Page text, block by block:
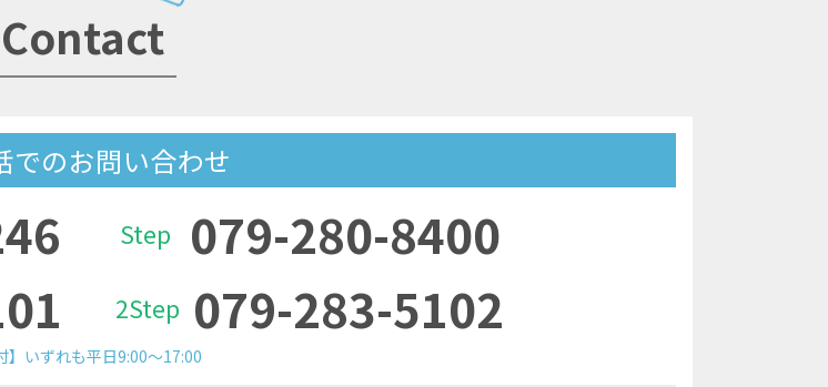
Contact
でのお問い合わせ
Step 079-280-8400
2Step 079-283-5102
】いずれも平日9:00～17:00